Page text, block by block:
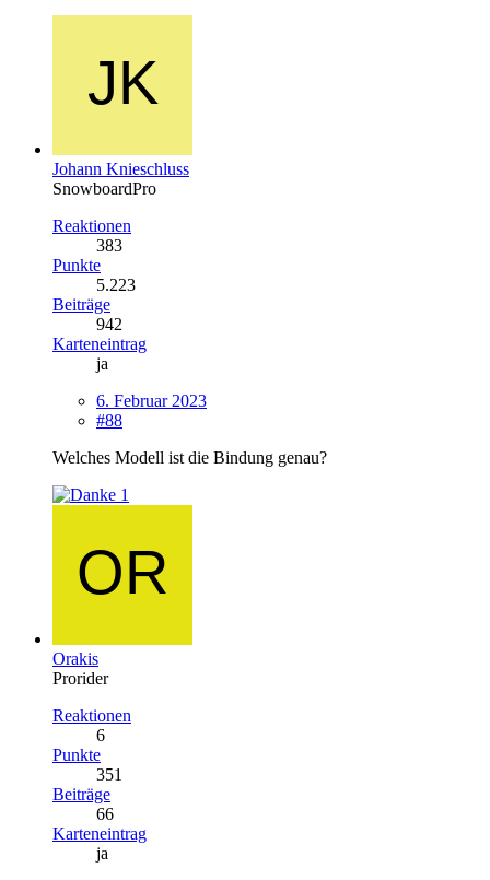
Johann Knieschluss
SnowboardPro
Reaktionen
383
Punkte
5.223
Beiträge
942
Karteneintrag
ja
6. Februar 2023
#88
Welches Modell ist die Bindung genau?
1
Orakis
Prorider
Reaktionen
6
Punkte
351
Beiträge
66
Karteneintrag
ja